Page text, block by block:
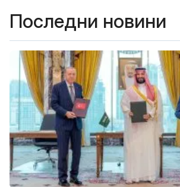
Последни новини